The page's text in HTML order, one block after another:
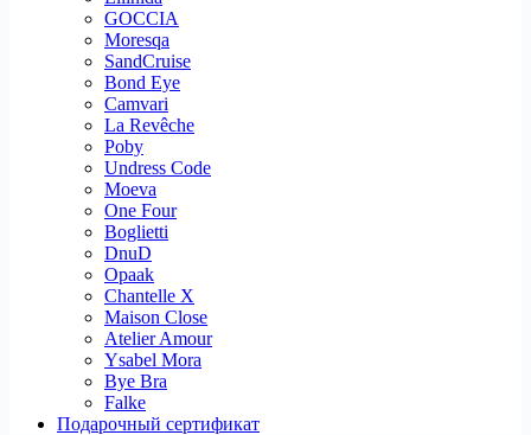
GOCCIA
Moresqa
SandCruise
Bond Eye
Camvari
La Revêche
Poby
Undress Code
Moeva
One Four
Boglietti
DnuD
Opaak
Chantelle X
Maison Close
Atelier Amour
Ysabel Mora
Bye Bra
Falke
Подарочный сертификат